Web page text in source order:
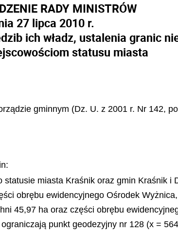
RADY MINISTRÓW
27 lipca 2010 r.
ich władz, ustalenia granic
statusu miasta
gminnym (Dz. U. z 2001 r. Nr 142,
miasta Kraśnik oraz gmin Kraśnik i
obrębu ewidencyjnego Ośrodek
45,97 ha oraz części obrębu
punkt geodezyjny nr 128 (x =